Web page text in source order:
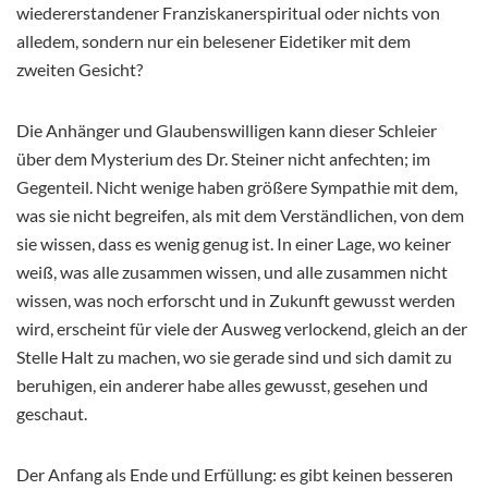
wiedererstandener Franziskanerspiritual oder nichts von
alledem, sondern nur ein belesener Eidetiker mit dem
zweiten Gesicht?
Die Anhänger und Glaubenswilligen kann dieser Schleier
über dem Mysterium des Dr. Steiner nicht anfechten; im
Gegenteil. Nicht wenige haben größere Sympathie mit dem,
was sie nicht begreifen, als mit dem Verständlichen, von dem
sie wissen, dass es wenig genug ist. In einer Lage, wo keiner
weiß, was alle zusammen wissen, und alle zusammen nicht
wissen, was noch erforscht und in Zukunft gewusst werden
wird, erscheint für viele der Ausweg verlockend, gleich an der
Stelle Halt zu machen, wo sie gerade sind und sich damit zu
beruhigen, ein anderer habe alles gewusst, gesehen und
geschaut.
Der Anfang als Ende und Erfüllung: es gibt keinen besseren